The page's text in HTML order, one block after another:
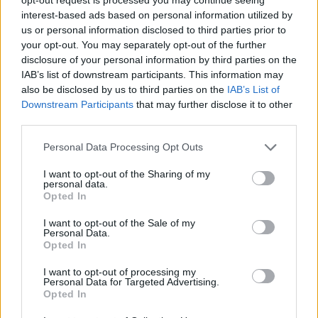
interest-based ads based on personal information utilized by
us or personal information disclosed to third parties prior to
your opt-out. You may separately opt-out of the further
disclosure of your personal information by third parties on the
IAB’s list of downstream participants. This information may
also be disclosed by us to third parties on the IAB’s List of
Downstream Participants that may further disclose it to other
Personal Data Processing Opt Outs
I want to opt-out of the Sharing of my
personal data.
Opted In
I want to opt-out of the Sale of my
Personal Data.
Opted In
I want to opt-out of processing my
Personal Data for Targeted Advertising.
Opted In
21.5.2003
Rád bych doplnil pana Činčeru o několik drobností. Dva případy
sokolníků vykrádající orly jsou jasné a nepopiratelné. Když už ale
polemizujeme co a také kdo je nebezpečný pro dravce, myslím, že
bude fér zmínit se též o aktivní práci našich ornitologů.
Pavel Koubek: Sokolník vykradač znovu členem Klubu
sokolníků?
20.5.2003
Rád bych se zeptal pana Šafaříka jak je možné, že jeden ze
sokolníků prokazatelně přistižený při vykrádání hnízda orlů
zájmová skupina veřejně odsuzuje vykrádání hnízd?
Roman Rogner: Případ dovezených slonů do zoo Zlín-
Lešná
20.5.2003
Johannesburgu přes Dakar a Miláno do Prahy, kam dorazily 12.
dubna, aby se staly jednou z dalších atrakcí zoologické zahrady ve
Zlíně-Lešné. Vedení této ZOO totiž postavilo minulý rok nový